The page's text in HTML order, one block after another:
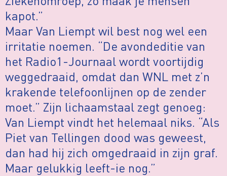
kapot.”
Maar Van Liempt wil best nog wel een
irritatie noemen. “De avondeditie van
het Radio1-Journaal wordt voortijdig
weggedraaid, omdat dan WNL met z’n
krakende telefoonlijnen op de zender
moet.” Zijn lichaamstaal zegt genoeg:
Van Liempt vindt het helemaal niks. “Als
Piet van Tellingen dood was geweest,
dan had hij zich omgedraaid in zijn graf.
Maar gelukkig leeft-ie nog.”